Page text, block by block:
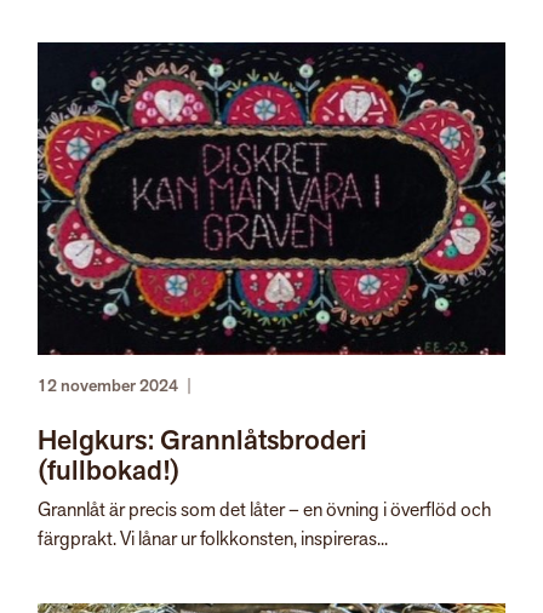
12 november 2024
Helgkurs: Grannlåtsbroderi
(fullbokad!)
Grannlåt är precis som det låter – en övning i överflöd och
färgprakt. Vi lånar ur folkkonsten, inspireras...